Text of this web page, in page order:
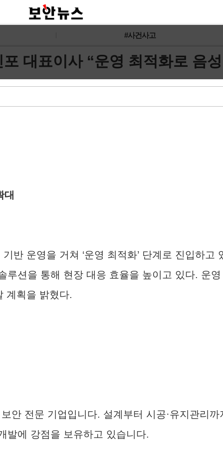
#사건사고
대표이사 “운영 최적화로 음
대
반 운영을 거쳐 ‘운영 최적화’ 단계로 진입하고
션을 통해 현장 대응 효율을 높이고 있다. 운
계획을 밝혔다.
안 전문 기업입니다. 설계부터 시공·유지관리
발에 강점을 보유하고 있습니다.